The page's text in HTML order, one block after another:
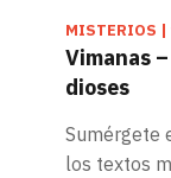
MISTERIOS |
Vimanas
dioses
Sumérgete
los textos